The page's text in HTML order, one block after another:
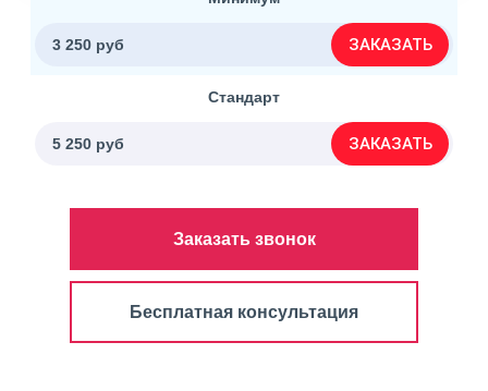
3 250 руб ЗАКАЗАТЬ
Стандарт
5 250 руб ЗАКАЗАТЬ
Заказать звонок
Бесплатная консультация